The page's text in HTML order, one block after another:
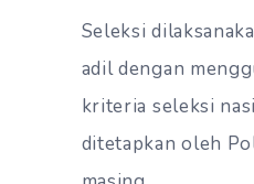
Seleksi
adil dengan
kriteria seleksi
ditetapkan oleh